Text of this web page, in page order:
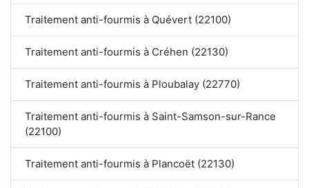
Traitement anti-fourmis à Quévert (22100)
Traitement anti-fourmis à Créhen (22130)
Traitement anti-fourmis à Ploubalay (22770)
Traitement anti-fourmis à Saint-Samson-sur-Rance
(22100)
Traitement anti-fourmis à Plancoët (22130)